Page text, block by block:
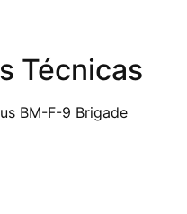
Técnicas
BM-F-9 Brigade